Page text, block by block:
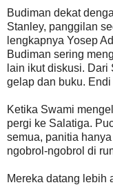
Budiman dekat
Stanley, panggilan
lengkapnya Yosep
Budiman sering
lain ikut diskusi.
gelap dan buku.
Ketika Swami
pergi ke Salatiga.
semua, panitia
ngobrol-ngobrol di
Mereka datang lebih